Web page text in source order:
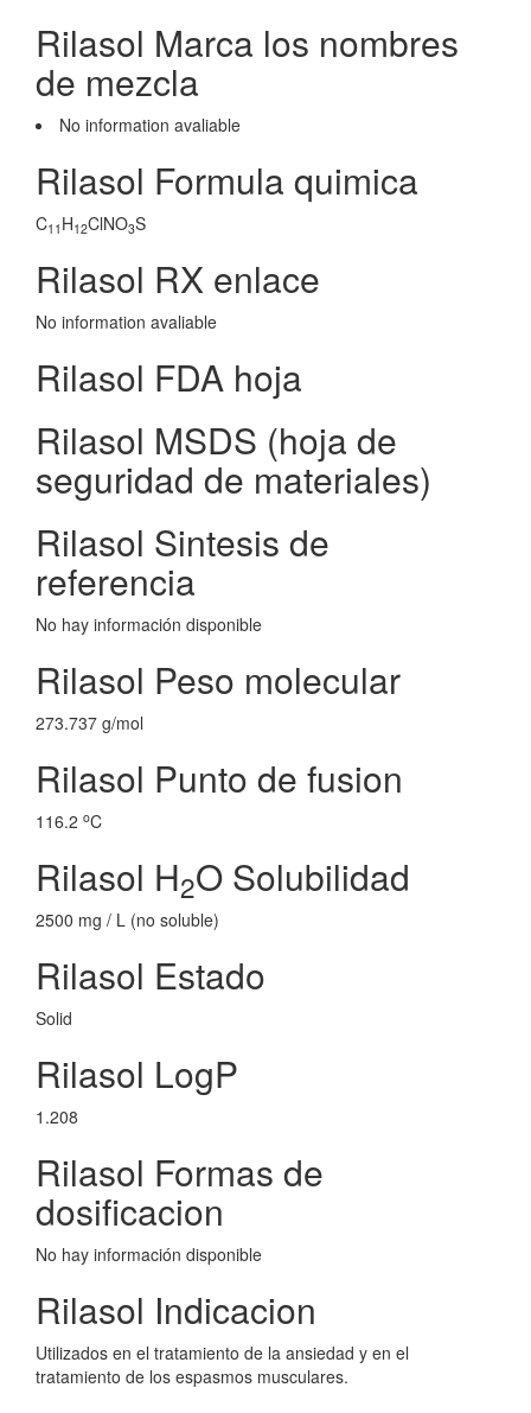
Rilasol Marca los nombres
de mezcla
No information avaliable
Rilasol Formula quimica
C11 H12ClNO3S
Rilasol RX enlace
No information avaliable
Rilasol FDA hoja
Rilasol MSDS (hoja de
seguridad de materiales)
Rilasol Sintesis de
referencia
No hay información disponible
Rilasol Peso molecular
273.737 g/mol
Rilasol Punto de fusion
116.2 oC
Rilasol H2O Solubilidad
2500 mg / L (no soluble)
Rilasol Estado
Solid
Rilasol LogP
1.208
Rilasol Formas de
dosificacion
No hay información disponible
Rilasol Indicacion
Utilizados en el tratamiento de la ansiedad y en el
tratamiento de los espasmos musculares.